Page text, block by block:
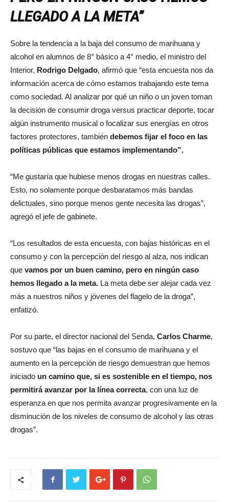
LLEGADO A LA META”
Sobre la tendencia a la baja del consumo de marihuana y
alcohol en alumnos de 8° básico a 4° medio, el ministro del
Interior, Rodrigo Delgado, afirmó que “esta encuesta nos da
información acerca de cómo estamos trabajando este tema
como sociedad. Al analizar por qué un niño o un joven toman
la decisión de consumir droga versus practicar deporte, tocar
algún instrumento musical o focalizar sus energías en otros
factores protectores, también debemos fijar el foco en las
políticas públicas que estamos implementando”.
“Me gustaría que hubiese menos drogas en nuestras calles.
Esto, no solamente porque desbaratamos más bandas
delictuales, sino porque menos gente necesita las drogas”,
agregó el jefe de gabinete.
“Los resultados de esta encuesta, con bajas históricas en el
consumo y con la percepción del riesgo al alza, nos indican
que vamos por un buen camino, pero en ningún caso
hemos llegado a la meta. La meta debe ser alejar cada vez
más a nuestros niños y jóvenes del flagelo de la droga”,
enfatizó.
Por su parte, el director nacional del Senda, Carlos Charme,
sostuvo que “las bajas en el consumo de marihuana y el
aumento en la percepción de riesgo demuestran que hemos
iniciado un camino que, si es sostenible en el tiempo, nos
permitirá avanzar por la línea correcta, con una luz de
esperanza en que nos permita avanzar progresivamente en la
disminución de los niveles de consumo de alcohol y las otras
drogas”.